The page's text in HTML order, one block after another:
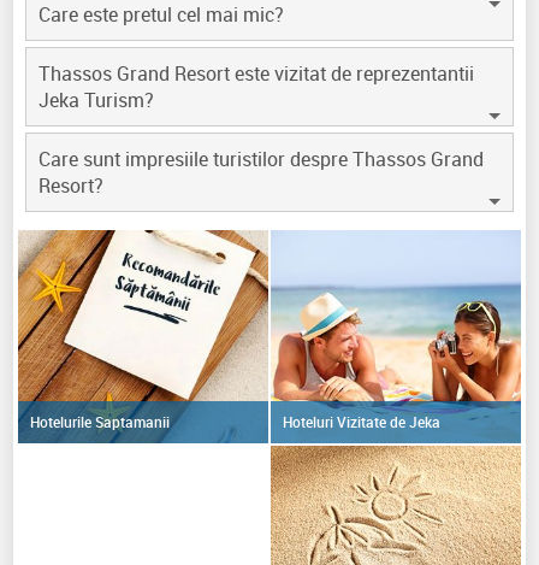
Care este pretul cel mai mic?
Thassos Grand Resort este vizitat de reprezentantii
Jeka Turism?
Care sunt impresiile turistilor despre Thassos Grand
Resort?
Hotelurile Saptamanii Hoteluri Vizitate de Jeka